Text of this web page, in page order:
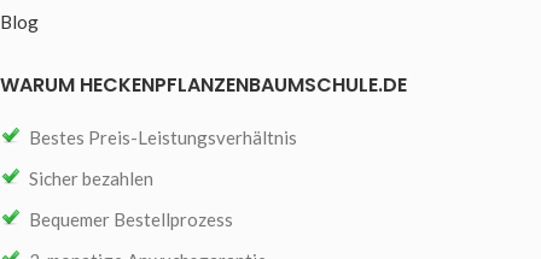
Blog
WARUM HECKENPFLANZENBAUMSCHULE.DE
Bestes Preis-Leistungsverhältnis
Sicher bezahlen
Bequemer Bestellprozess